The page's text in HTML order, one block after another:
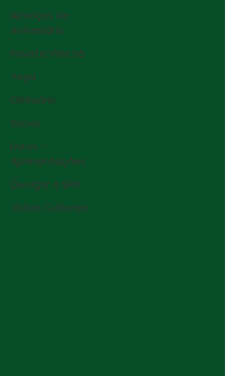
Almoços de
Aniversário
Revista Vida Sã
Yoga
Obituário
Social
Livros -
Apresentações
Divulgar a SPN
Visitas Culturais